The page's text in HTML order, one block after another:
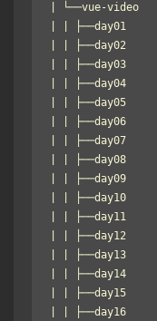
| └──vue-video
| | ├──day01
| | ├──day02
| | ├──day03
| | ├──day04
| | ├──day05
| | ├──day06
| | ├──day07
| | ├──day08
| | ├──day09
| | ├──day10
| | ├──day11
| | ├──day12
| | ├──day13
| | ├──day14
| | ├──day15
| | ├──day16